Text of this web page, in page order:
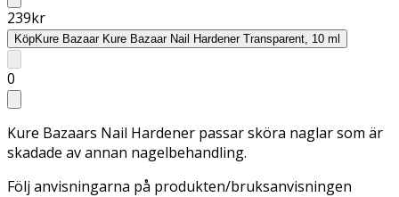
239kr
KöpKure Bazaar Kure Bazaar Nail Hardener Transparent, 10 ml
0
Kure Bazaars Nail Hardener passar sköra naglar som är
skadade av annan nagelbehandling.
Följ anvisningarna på produkten/bruksanvisningen